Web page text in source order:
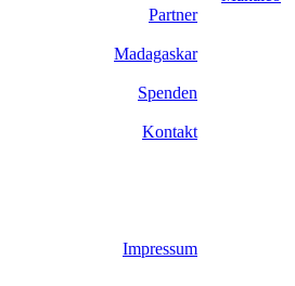
Partner
Madagaskar
Spenden
Kontakt
Impressum